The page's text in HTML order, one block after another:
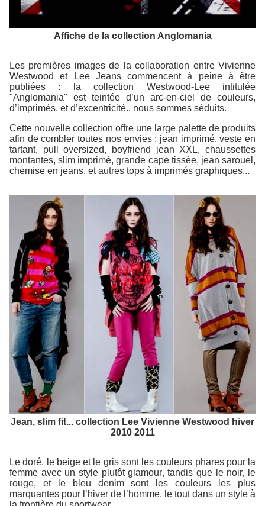
Affiche de la collection Anglomania
Les premières images de la collaboration entre Vivienne
Westwood et Lee Jeans commencent à peine à être
publiées : la collection Westwood-Lee intitulée
"Anglomania" est teintée d’un arc-en-ciel de couleurs,
d’imprimés, et d’excentricité.. nous sommes séduits.
Cette nouvelle collection offre une large palette de produits
afin de combler toutes nos envies : jean imprimé, veste en
tartant, pull oversized, boyfriend jean XXL, chaussettes
montantes, slim imprimé, grande cape tissée, jean sarouel,
chemise en jeans, et autres tops à imprimés graphiques...
Jean, slim fit... collection Lee Vivienne Westwood hiver
2010 2011
Le doré, le beige et le gris sont les couleurs phares pour la
femme avec un style plutôt glamour, tandis que le noir, le
rouge, et le bleu denim sont les couleurs les plus
marquantes pour l’hiver de l’homme, le tout dans un style à